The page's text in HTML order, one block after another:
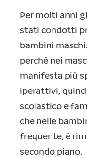
Per molti anni
stati condotti
bambini
perché nei
manifesta più
iperattivi,
scolastico e
che nelle
frequente, è
secondo piano.